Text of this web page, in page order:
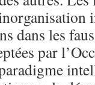
dans les
par